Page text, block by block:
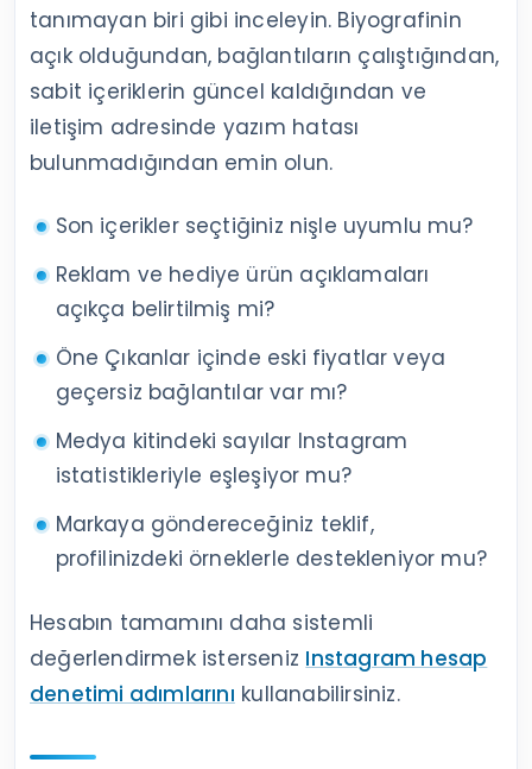
tanımayan biri gibi inceleyin. Biyografinin
açık olduğundan, bağlantıların çalıştığından,
sabit içeriklerin güncel kaldığından ve
iletişim adresinde yazım hatası
bulunmadığından emin olun.
Son içerikler seçtiğiniz nişle uyumlu mu?
Reklam ve hediye ürün açıklamaları
açıkça belirtilmiş mi?
Öne Çıkanlar içinde eski fiyatlar veya
geçersiz bağlantılar var mı?
Medya kitindeki sayılar Instagram
istatistikleriyle eşleşiyor mu?
Markaya göndereceğiniz teklif,
profilinizdeki örneklerle destekleniyor mu?
Hesabın tamamını daha sistemli
değerlendirmek isterseniz Instagram hesap
denetimi adımlarını kullanabilirsiniz.